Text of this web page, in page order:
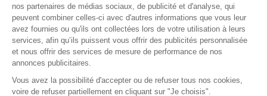
nos partenaires de médias sociaux, de publicité et d'analyse, qui
peuvent combiner celles-ci avec d'autres informations que vous leur
avez fournies ou qu'ils ont collectées lors de votre utilisation à leurs
services, afin qu’ils puissent vous offrir des publicités personnalisée
et nous offrir des services de mesure de performance de nos
annonces publicitaires.
Vous avez la possibilité d'accepter ou de refuser tous nos cookies,
voire de refuser partiellement en cliquant sur "Je choisis".
Vous avez une question ?
La FAQ c'est ici